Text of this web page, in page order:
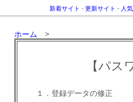
新着サイト - 更新サイト - 人
ホーム >
【パス
１．登録データの修正